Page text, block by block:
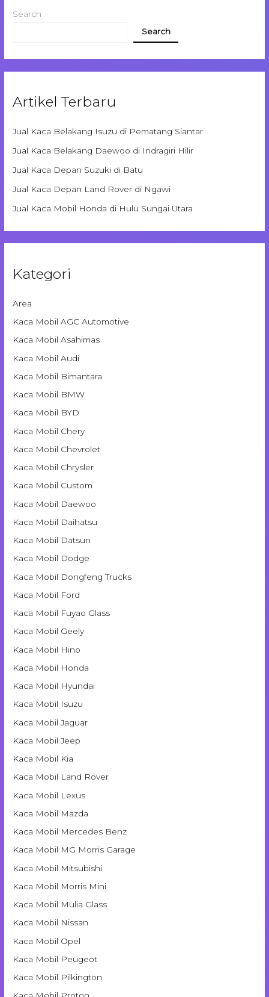
Search
Search
Artikel Terbaru
Jual Kaca Belakang Isuzu di Pematang Siantar
Jual Kaca Belakang Daewoo di Indragiri Hilir
Jual Kaca Depan Suzuki di Batu
Jual Kaca Depan Land Rover di Ngawi
Jual Kaca Mobil Honda di Hulu Sungai Utara
Kategori
Area
Kaca Mobil AGC Automotive
Kaca Mobil Asahimas
Kaca Mobil Audi
Kaca Mobil Bimantara
Kaca Mobil BMW
Kaca Mobil BYD
Kaca Mobil Chery
Kaca Mobil Chevrolet
Kaca Mobil Chrysler
Kaca Mobil Custom
Kaca Mobil Daewoo
Kaca Mobil Daihatsu
Kaca Mobil Datsun
Kaca Mobil Dodge
Kaca Mobil Dongfeng Trucks
Kaca Mobil Ford
Kaca Mobil Fuyao Glass
Kaca Mobil Geely
Kaca Mobil Hino
Kaca Mobil Honda
Kaca Mobil Hyundai
Kaca Mobil Isuzu
Kaca Mobil Jaguar
Kaca Mobil Jeep
Kaca Mobil Kia
Kaca Mobil Land Rover
Kaca Mobil Lexus
Kaca Mobil Mazda
Kaca Mobil Mercedes Benz
Kaca Mobil MG Morris Garage
Kaca Mobil Mitsubishi
Kaca Mobil Morris Mini
Kaca Mobil Mulia Glass
Kaca Mobil Nissan
Kaca Mobil Opel
Kaca Mobil Peugeot
Kaca Mobil Pilkington